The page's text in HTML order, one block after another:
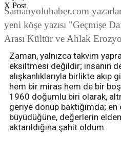
X Post
Samanyoluhaber.com
yeni köşe yazısı "Geçmişe
Arası Kültür ve Ahlak
Zaman, yalnızca takvim
eksiltmesi değildir; insanın
alışkanlıklarıyla birlikte akıp
hem bir miras hem de bir
1960 doğumlu biri olarak,
geriye dönüp baktığımda; en
büyüdüğüne, değerlerin
aktarıldığına şahit oldum.